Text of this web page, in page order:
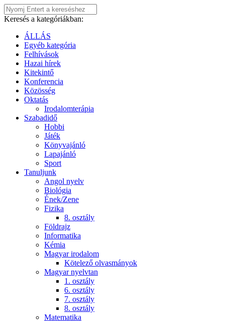
Keresés a kategóriákban:
ÁLLÁS
Egyéb kategória
Felhívások
Hazai hírek
Kitekintő
Konferencia
Közösség
Oktatás
Irodalomterápia
Szabadidő
Hobbi
Játék
Könyvajánló
Lapajánló
Sport
Tanuljunk
Angol nyelv
Biológia
Ének/Zene
Fizika
8. osztály
Földrajz
Informatika
Kémia
Magyar irodalom
Kötelező olvasmányok
Magyar nyelvtan
1. osztály
6. osztály
7. osztály
8. osztály
Matematika